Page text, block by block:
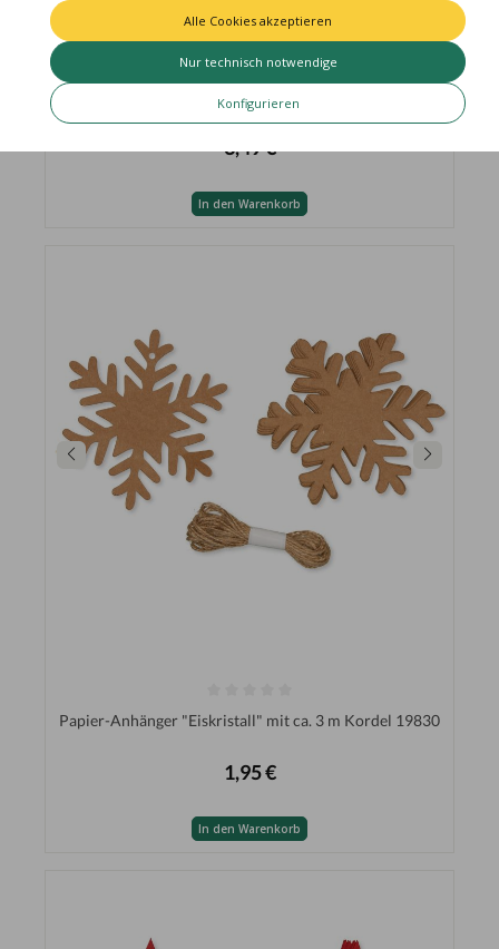
Papier-Anhänger "Stern" 19819
3,49 €
In den Warenkorb
Papier-Anhänger "Eiskristall" mit ca. 3 m Kordel 19830
1,95 €
In den Warenkorb
Nur technisch notwendige
Konfigurieren
Alle Cookies akzeptieren